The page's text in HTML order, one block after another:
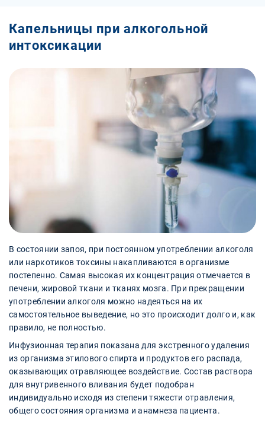
Капельницы при алкогольной
интоксикации
В состоянии запоя, при постоянном употреблении алкоголя
или наркотиков токсины накапливаются в организме
постепенно. Самая высокая их концентрация отмечается в
печени, жировой ткани и тканях мозга. При прекращении
употреблении алкоголя можно надеяться на их
самостоятельное выведение, но это происходит долго и, как
правило, не полностью.
Инфузионная терапия показана для экстренного удаления
из организма этилового спирта и продуктов его распада,
оказывающих отравляющее воздействие. Состав раствора
для внутривенного вливания будет подобран
индивидуально исходя из степени тяжести отравления,
общего состояния организма и анамнеза пациента.